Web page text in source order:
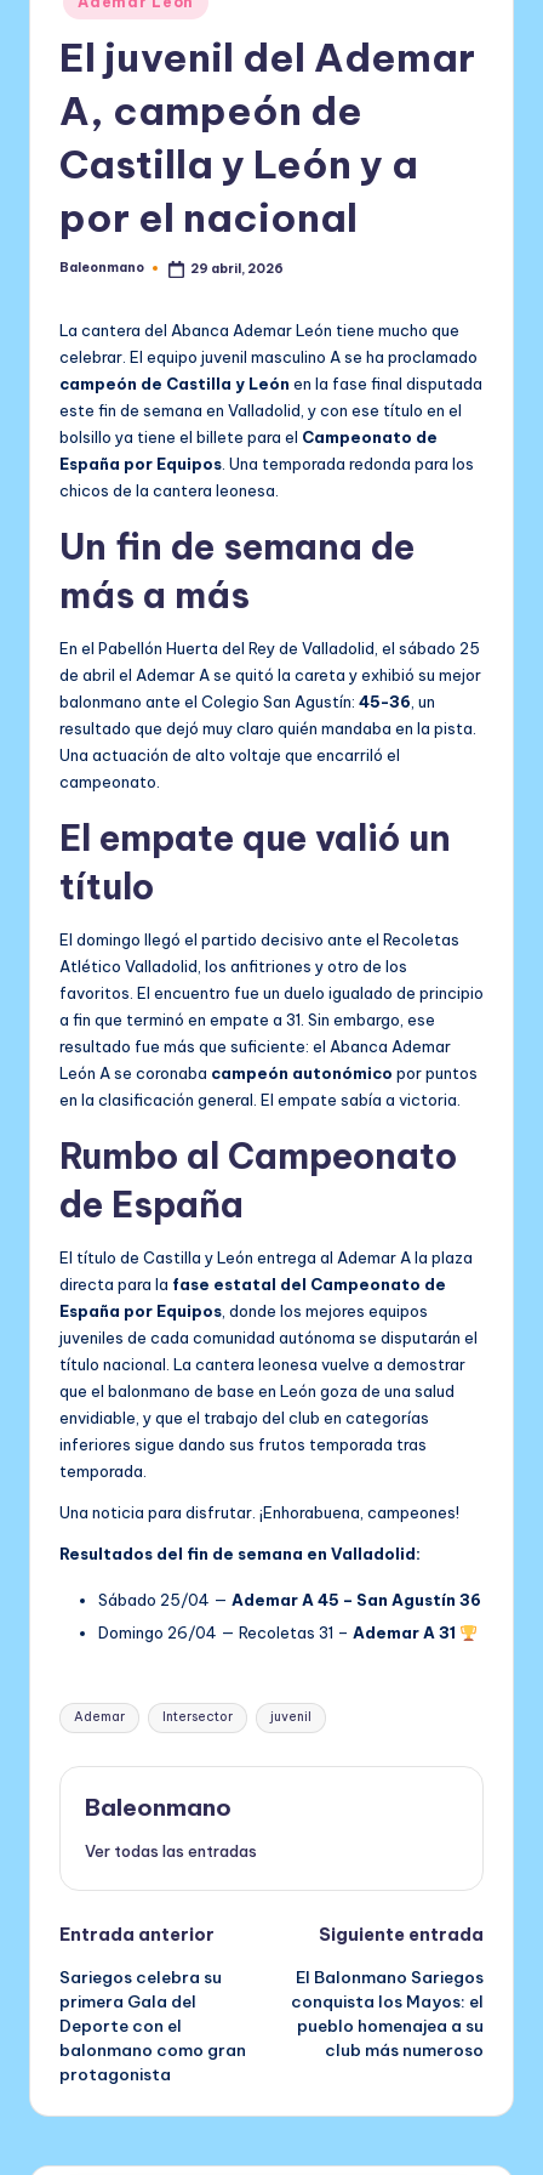
en
El juvenil del Ademar
A, campeón de
Castilla y León y a
por el nacional
Publicado
Baleonmano 29 abril, 2026
La cantera del Abanca Ademar León tiene mucho que
celebrar. El equipo juvenil masculino A se ha proclamado
campeón de Castilla y León en la fase final disputada
este fin de semana en Valladolid, y con ese título en el
bolsillo ya tiene el billete para el Campeonato de
España por Equipos. Una temporada redonda para los
chicos de la cantera leonesa.
Un fin de semana de
más a más
En el Pabellón Huerta del Rey de Valladolid, el sábado 25
de abril el Ademar A se quitó la careta y exhibió su mejor
balonmano ante el Colegio San Agustín: 45-36, un
resultado que dejó muy claro quién mandaba en la pista.
Una actuación de alto voltaje que encarriló el
campeonato.
El empate que valió un
título
El domingo llegó el partido decisivo ante el Recoletas
Atlético Valladolid, los anfitriones y otro de los
favoritos. El encuentro fue un duelo igualado de principio
a fin que terminó en empate a 31. Sin embargo, ese
resultado fue más que suficiente: el Abanca Ademar
León A se coronaba campeón autonómico por puntos
en la clasificación general. El empate sabía a victoria.
Rumbo al Campeonato
de España
El título de Castilla y León entrega al Ademar A la plaza
directa para la fase estatal del Campeonato de
España por Equipos, donde los mejores equipos
juveniles de cada comunidad autónoma se disputarán el
título nacional. La cantera leonesa vuelve a demostrar
que el balonmano de base en León goza de una salud
envidiable, y que el trabajo del club en categorías
inferiores sigue dando sus frutos temporada tras
temporada.
Una noticia para disfrutar. ¡Enhorabuena, campeones!
Resultados del fin de semana en Valladolid:
Sábado 25/04 — Ademar A 45 – San Agustín 36
Domingo 26/04 — Recoletas 31 – Ademar A 31
Etiquetas:
Ademar Intersector juvenil
Baleonmano
Ver todas las entradas
Navegación
de
entradas
Entrada anterior
Sariegos celebra su
primera Gala del
Deporte con el
balonmano como gran
protagonista
Siguiente entrada
El Balonmano Sariegos
conquista los Mayos: el
pueblo homenajea a su
club más numeroso